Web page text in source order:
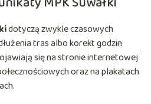
dotyczą zwykle czasowych
tras albo korekt godzin
się na stronie internetowej
oraz na plakatach